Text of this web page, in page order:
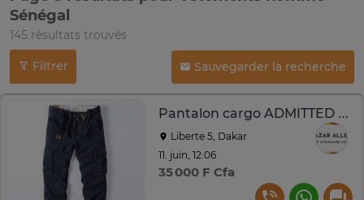
Sénégal
145 résultats trouvés
Filtrer Sauvegarder la recherche
Pantalon cargo ADMITTED multi-poches robuste
Liberte 5, Dakar
11. juin, 12:06
35 000 F Cfa